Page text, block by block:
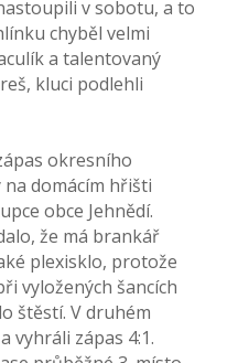
v sobotu, a to
chyběl velmi
a talentovaný
kluci podlehli
okresního
domácím hřišti
obce Jehnědí.
že má brankář
plexisklo, protože
vyložených šancích
štěstí. V druhém
vyhráli zápas 4:1.